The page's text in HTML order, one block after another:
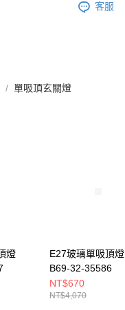
客服
單吸頂玄關燈
燈
E27玻璃單吸頂燈
B69-32-35586
NT$670
NT$4,070